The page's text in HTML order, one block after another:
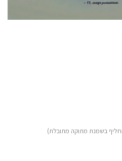
בשמנת מתוקה מתובלת)